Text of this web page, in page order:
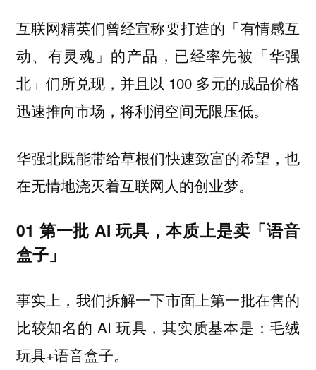
互联网精英们曾经宣称要打造的「有情感互
动、有灵魂」的产品，已经率先被「华强
北」们所兑现，并且以 100 多元的成品价格
迅速推向市场，将利润空间无限压低。
华强北既能带给草根们快速致富的希望，也
在无情地浇灭着互联网人的创业梦。
01 第一批 AI 玩具，本质上是卖「语音
盒子」
事实上，我们拆解一下市面上第一批在售的
比较知名的 AI 玩具，其实质基本是：毛绒
玩具+语音盒子。